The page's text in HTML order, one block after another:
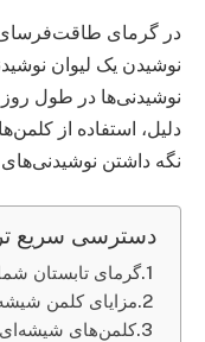
در گرمای طاقت‌فرسای
نوشیدن یک لیوان
نوشیدنی‌ها در طول روز
دلیل، استفاده از
نگه داشتن
دسترسی سریع
گرمای تابستان
مزایای کلمن
کلمن‌های